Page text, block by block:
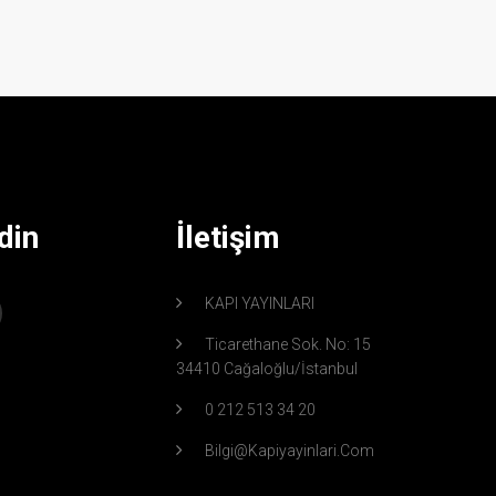
İletişim
KAPI YAYINLARI
Ticarethane Sok. No: 15
34410 Cağaloğlu/İstanbul
0 212 513 34 20
Bilgi@kapiyayinlari.com